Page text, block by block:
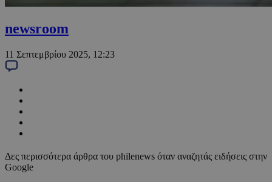
newsroom
11 Σεπτεμβρίου 2025, 12:23
Δες περισσότερα άρθρα του philenews όταν αναζητάς ειδήσεις στην
Google